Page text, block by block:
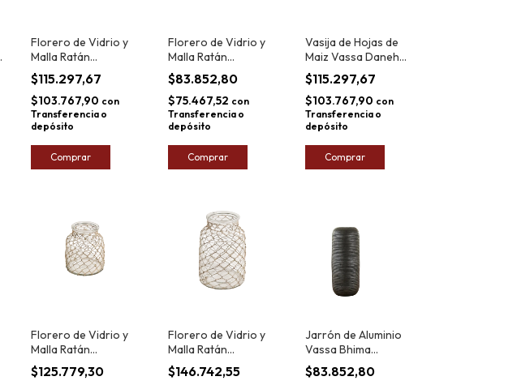
Florero de Vidrio y
Malla Ratán
Bangalore 44x18cm
$115.297,67
$103.767,90 con
Transferencia o
depósito
Comprar
Florero de Vidrio y
Malla Ratán
Bangalore 33x13cm
$83.852,80
$75.467,52 con
Transferencia o
depósito
Comprar
Vasija de Hojas de
Maiz Vassa Daneh
32x1cm
$115.297,67
$103.767,90 con
Transferencia o
depósito
Comprar
Florero de Vidrio y
Malla Ratán
Bangalore 25x21cm
$125.779,30
Florero de Vidrio y
Malla Ratán
Bangalore 32x21m
$146.742,55
Jarrón de Aluminio
Vassa Bhima
13x32cm
$83.852,80